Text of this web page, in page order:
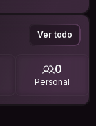
Ver todo
0
Personal